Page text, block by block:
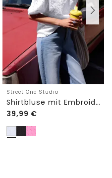
Street One Studio
Shirtbluse mit Embroidery-Front
39,99 €